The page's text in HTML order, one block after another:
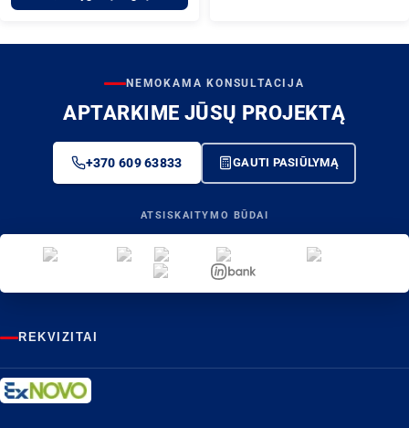
NEMOKAMA KONSULTACIJA
APTARKIME JŪSŲ PROJEKTĄ
+370 609 63833 GAUTI PASIŪLYMĄ
ATSISKAITYMO BŪDAI
REKVIZITAI